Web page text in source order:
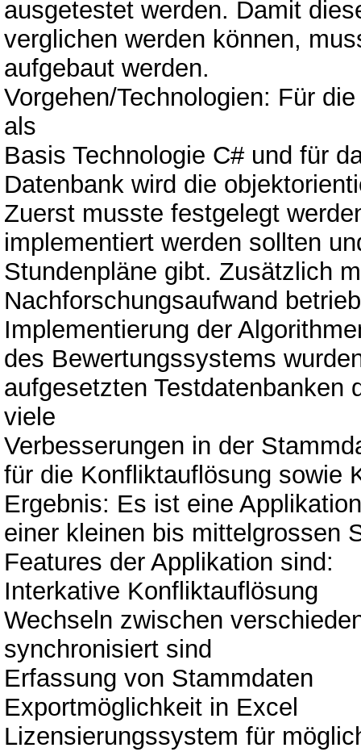
ausgetestet werden. Damit
verglichen werden können,
aufgebaut werden.
Vorgehen/Technologien: Für
als
Basis Technologie C# und für
Datenbank wird die
Zuerst musste festgelegt
implementiert werden sollten
Stundenpläne gibt. Zusätzlich
Nachforschungsaufwand
Implementierung der
des Bewertungssystems
aufgesetzten Testdatenbanken
viele
Verbesserungen in der
für die Konfliktauflösung sowie
Ergebnis: Es ist eine
einer kleinen bis mittelgrossen
Features der Applikation sind:
Interkative Konfliktauflösung
Wechseln zwischen
synchronisiert sind
Erfassung von Stammdaten
Exportmöglichkeit in Excel
Lizensierungssystem für